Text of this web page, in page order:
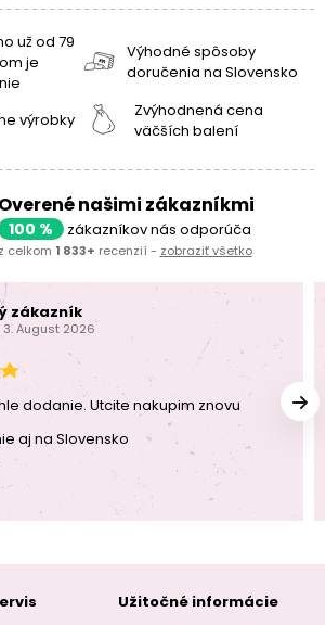
už od 79
je
Výhodné spôsoby
doručenia na Slovensko
výrobky
Zvýhodnená cena
väčších balení
Overené našimi zákazníkmi
100 % zákazníkov nás odporúča
z celkom 1 833+ recenzií - zobraziť všetko
zákazník
3. August 2026
dodanie. Utcite nakupim znovu
aj na Slovensko
Užitočné informácie